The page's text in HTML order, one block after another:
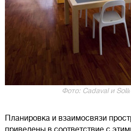
Фото: Cadaval и
Планировка и взаимосвязи